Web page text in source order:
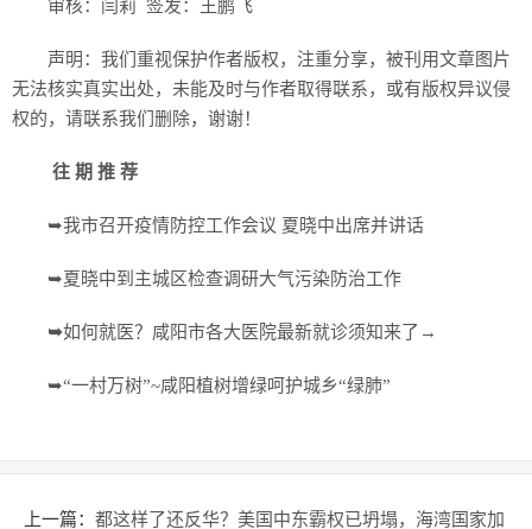
审核：闫莉 签发：王鹏飞
声明：我们重视保护作者版权，注重分享，被刊用文章图片
无法核实真实出处，未能及时与作者取得联系，或有版权异议侵
权的，请联系我们删除，谢谢！
往 期 推 荐
➥我市召开疫情防控工作会议 夏晓中出席并讲话
➥夏晓中到主城区检查调研大气污染防治工作
➥如何就医？咸阳市各大医院最新就诊须知来了→
➥“一村万树”~咸阳植树增绿呵护城乡“绿肺”
上一篇： 都这样了还反华？美国中东霸权已坍塌，海湾国家加